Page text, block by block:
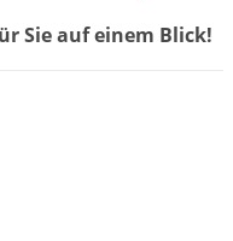
Sie auf einem Blick!